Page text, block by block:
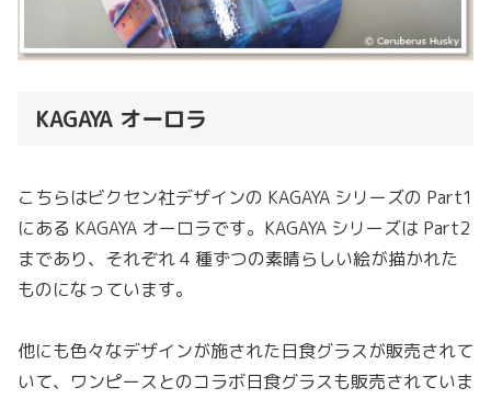
KAGAYA オーロラ
こちらはビクセン社デザインの KAGAYA シリーズの Part1
にある KAGAYA オーロラです。KAGAYA シリーズは Part2
まであり、それぞれ 4 種ずつの素晴らしい絵が描かれた
ものになっています。
他にも色々なデザインが施された日食グラスが販売されて
いて、ワンピースとのコラボ日食グラスも販売されていま